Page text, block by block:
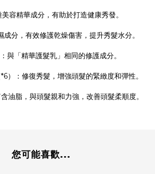
容精華成分，有助於打造健康秀發。
成分，有效修護乾燥傷害，提升秀髮水分。
與「精華護髮乳」相同的修護成分。
）：修復秀髮，增強頭髮的緊緻度和彈性。
油脂，與頭髮親和力強，改善頭髮柔順度。
您可能喜歡...